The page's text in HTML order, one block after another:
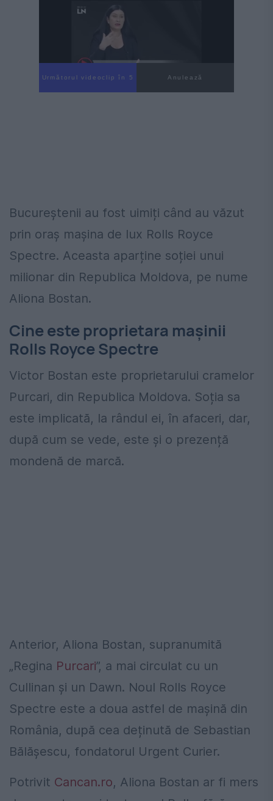
Următorul videoclip în 4 Anulează
Bucureștenii au fost uimiți când au văzut
prin oraș mașina de lux Rolls Royce
Spectre. Aceasta aparține soției unui
milionar din Republica Moldova, pe nume
Aliona Bostan.
Cine este proprietara mașinii
Rolls Royce Spectre
Victor Bostan este proprietarului cramelor
Purcari, din Republica Moldova. Soția sa
este implicată, la rândul ei, în afaceri, dar,
după cum se vede, este și o prezență
mondenă de marcă.
Anterior, Aliona Bostan, supranumită
„Regina Purcari”, a mai circulat cu un
Cullinan și un Dawn. Noul Rolls Royce
Spectre este a doua astfel de mașină din
România, după cea deținută de Sebastian
Bălășescu, fondatorul Urgent Curier.
Potrivit Cancan.ro, Aliona Bostan ar fi mers